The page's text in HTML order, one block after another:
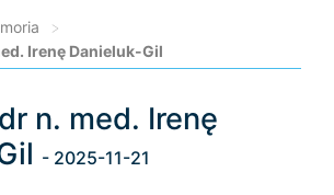
>
Irenę Danieluk-Gil
n. med. Irenę
- 2025-11-21